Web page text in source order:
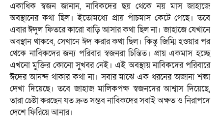
একাধিক স্বজন জানান, নাবিকদের ছয় থেকে নয় মাস জাহাজে
অবস্থানের কথা ছিল। ইতোমধ্যে প্রায় পাঁচমাস কেটে গেছে। তবে
এবার ঈদুল ফিতরে কারো বাড়ি আসার কথা ছিল না। জাহাজে যেখানে
অবস্থান থাকবে, সেখানে ঈদ করার কথা ছিল। কিন্তু জিম্মি হওয়ার পর
থেকে নাবিকদের জন্য পরিবার স্বজনরা চিন্তিত। প্রায় একমাস হচ্ছে
এখনো মুক্তির কোনো সুখবর নেই। এই অবস্থায় নাবিকদের পরিবারে
ঈদের আনন্দ থাকার কথা না। সবার মাঝে এক ধরনের অজানা শঙ্কা
দেখা দিয়েছে। তবে জাহাজ মালিকপক্ষ স্বজনদের আশ্বাস দিয়েছে,
তারা চেষ্টা করছেন যত দ্রুত সম্ভব নাবিকদের সবাই অক্ষত ও নিরাপদে
দেশে ফিরিয়ে আনার।